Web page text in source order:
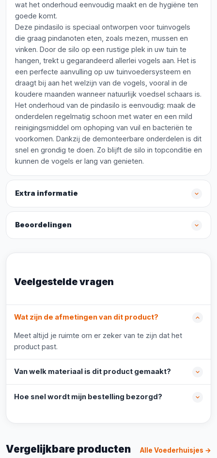
wat het onderhoud eenvoudig maakt en de hygiëne ten
goede komt.
Deze pindasilo is speciaal ontworpen voor tuinvogels
die graag pindanoten eten, zoals mezen, mussen en
vinken. Door de silo op een rustige plek in uw tuin te
hangen, trekt u gegarandeerd allerlei vogels aan. Het is
een perfecte aanvulling op uw tuinvoedersysteem en
draagt bij aan het welzijn van de vogels, vooral in de
koudere maanden wanneer natuurlijk voedsel schaars is.
Het onderhoud van de pindasilo is eenvoudig: maak de
onderdelen regelmatig schoon met water en een mild
reinigingsmiddel om ophoping van vuil en bacteriën te
voorkomen. Dankzij de demonteerbare onderdelen is dit
snel en grondig te doen. Zo blijft de silo in topconditie en
kunnen de vogels er lang van genieten.
Extra informatie
Beoordelingen
Veelgestelde vragen
Wat zijn de afmetingen van dit product?
Meet altijd je ruimte om er zeker van te zijn dat het
product past.
Van welk materiaal is dit product gemaakt?
Hoe snel wordt mijn bestelling bezorgd?
Vergelijkbare producten Alle Voederhuisjes →